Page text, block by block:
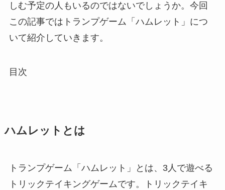
しむ予定の人もいるのではないでしょうか。今回
この記事ではトランプゲーム「ハムレット」につ
いて紹介していきます。
目次
ハムレットとは
トランプゲーム「ハムレット」とは、3人で遊べる
トリックテイキングゲームです。トリックテイキ